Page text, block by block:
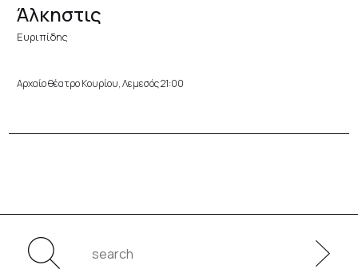
Άλκηστις
Ευριπίδης
Αρχαίο θέατρο Κουρίου, Λεμεσός 21:00